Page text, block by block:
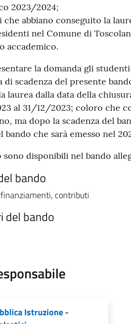
2023/2024;
che abbiano conseguito la
nel Comune di
accademico.
la domanda gli
di scadenza del presente
laurea dalla data della
al 31/12/2023; coloro che
ma dopo la scadenza del
bando che sarà emesso nel
disponibili nel bando
bando
contributi
del bando
Istruzione -